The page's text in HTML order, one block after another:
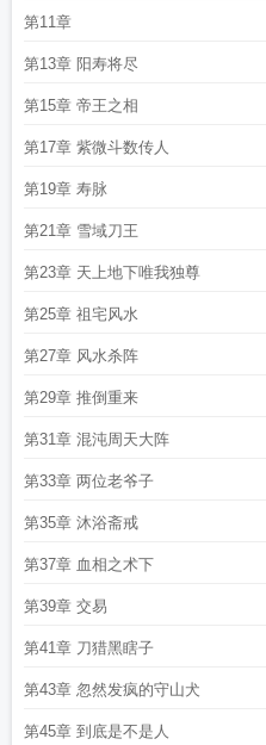
第11章
第13章 阳寿将尽
第15章 帝王之相
第17章 紫微斗数传人
第19章 寿脉
第21章 雪域刀王
第23章 天上地下唯我独尊
第25章 祖宅风水
第27章 风水杀阵
第29章 推倒重来
第31章 混沌周天大阵
第33章 两位老爷子
第35章 沐浴斋戒
第37章 血相之术下
第39章 交易
第41章 刀猎黑瞎子
第43章 忽然发疯的守山犬
第45章 到底是不是人